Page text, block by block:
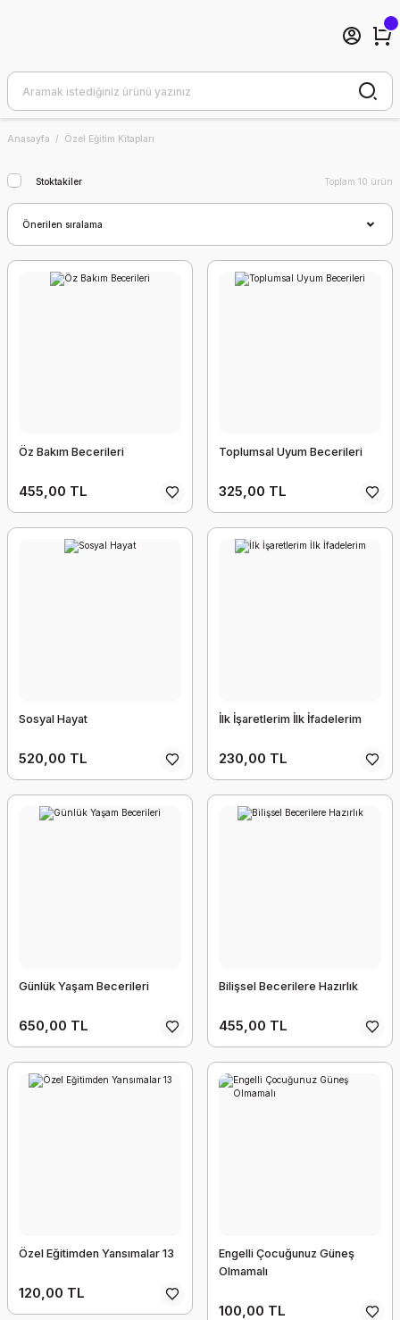
Anasayfa Özel Eğitim Kitapları
Stoktakiler Toplam 10 ürün
Öz Bakım Becerileri
455,00 TL
Toplumsal Uyum Becerileri
325,00 TL
Sosyal Hayat
520,00 TL
İlk İşaretlerim İlk İfadelerim
230,00 TL
Günlük Yaşam Becerileri
650,00 TL
Bilişsel Becerilere Hazırlık
455,00 TL
Özel Eğitimden Yansımalar 13
120,00 TL
Engelli Çocuğunuz Güneş
Olmamalı
100,00 TL